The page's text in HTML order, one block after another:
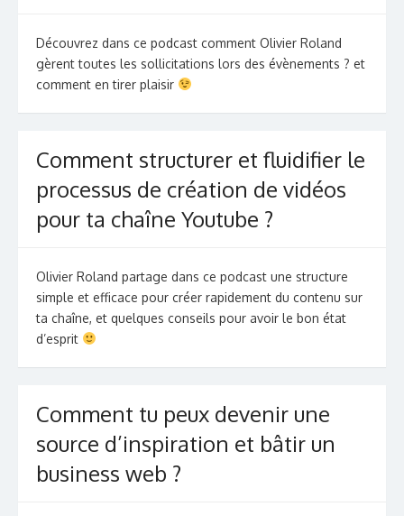
Découvrez dans ce podcast comment Olivier Roland
gèrent toutes les sollicitations lors des évènements ? et
comment en tirer plaisir
Comment structurer et fluidifier le
processus de création de vidéos
pour ta chaîne Youtube ?
Olivier Roland partage dans ce podcast une structure
simple et efficace pour créer rapidement du contenu sur
ta chaîne, et quelques conseils pour avoir le bon état
d’esprit
Comment tu peux devenir une
source d’inspiration et bâtir un
business web ?